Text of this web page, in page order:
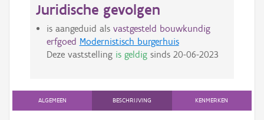
Juridische gevolgen
is aangeduid als vastgesteld bouwkundig
erfgoed Modernistisch burgerhuis
Deze vaststelling is geldigsinds 20-06-2023
ALGEMEEN BESCHRIJVING KENMERKEN